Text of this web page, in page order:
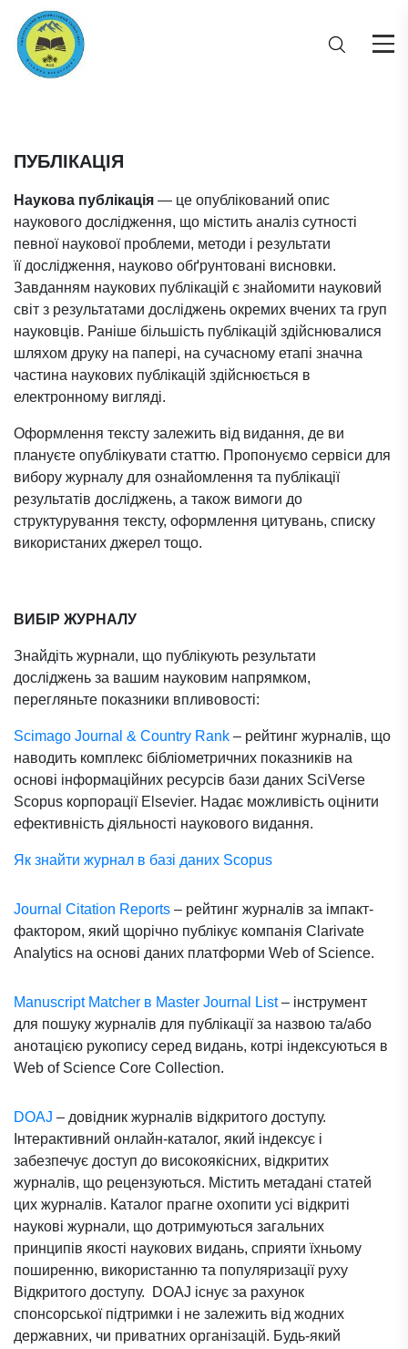
ПУБЛІКАЦІЯ
Наукова публікація — це опублікований опис
наукового дослідження, що містить аналіз сутності
певної наукової проблеми, методи і результати
її дослідження, науково обґрунтовані висновки.
Завданням наукових публікацій є знайомити науковий
світ з результатами досліджень окремих вчених та груп
науковців. Раніше більшість публікацій здійснювалися
шляхом друку на папері, на сучасному етапі значна
частина наукових публікацій здійснюється в
електронному вигляді.
Оформлення тексту залежить від видання, де ви
плануєте опублікувати статтю. Пропонуємо сервіси для
вибору журналу для ознайомлення та публікації
результатів досліджень, а також вимоги до
структурування тексту, оформлення цитувань, списку
використаних джерел тощо.
ВИБІР ЖУРНАЛУ
Знайдіть журнали, що публікують результати
досліджень за вашим науковим напрямком,
перегляньте показники впливовості:
Scimago Journal & Country Rank – рейтинг журналів, що
наводить комплекс бібліометричних показників на
основі інформаційних ресурсів бази даних SciVerse
Scopus корпорації Elsevier. Надає можливість оцінити
ефективність діяльності наукового видання.
Як знайти журнал в базі даних Scopus
Journal Citation Reports – рейтинг журналів за імпакт-
фактором, який щорічно публікує компанія Clarivate
Analytics на основі даних платформи Web of Science.
Manuscript Matcher в Master Journal List– інструмент
для пошуку журналів для публікації за назвою та/або
анотацією рукопису серед видань, котрі індексуються в
Web of Science Core Collection.
DOAJ – довідник журналів відкритого доступу.
Інтерактивний онлайн-каталог, який індексує і
забезпечує доступ до високоякісних, відкритих
журналів, що рецензуються. Містить метадані статей
цих журналів. Каталог прагне охопити усі відкриті
наукові журнали, що дотримуються загальних
принципів якості наукових видань, сприяти їхньому
поширенню, використанню та популяризації руху
Відкритого доступу. DOAJ існує за рахунок
спонсорської підтримки і не залежить від жодних
державних, чи приватних організацій. Будь-який